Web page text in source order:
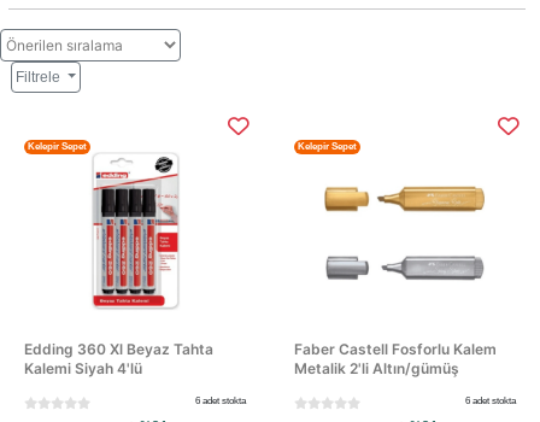
Filtrele
Edding 360 Xl Beyaz Tahta
Kalemi Siyah 4'lü
Kelepir Sepet
6 adet stokta
Faber Castell Fosforlu Kalem
Metalik 2'li Altın/gümüş
Kelepir Sepet
6 adet stokta